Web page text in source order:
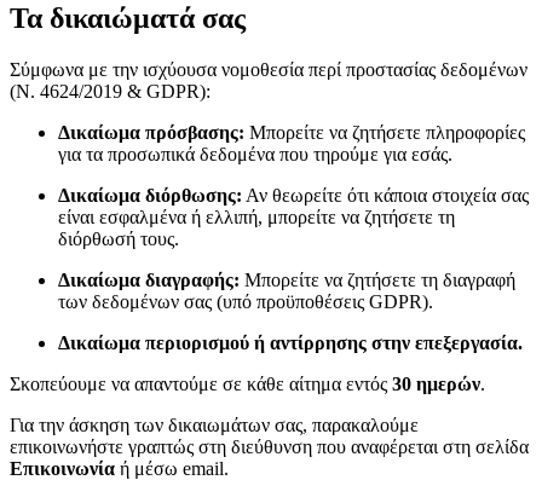
Τα δικαιώματά σας
Σύμφωνα με την ισχύουσα νομοθεσία περί προστασίας δεδομένων
(Ν. 4624/2019 & GDPR):
Δικαίωμα πρόσβασης: Μπορείτε να ζητήσετε πληροφορίες
για τα προσωπικά δεδομένα που τηρούμε για εσάς.
Δικαίωμα διόρθωσης: Αν θεωρείτε ότι κάποια στοιχεία σας
είναι εσφαλμένα ή ελλιπή, μπορείτε να ζητήσετε τη
διόρθωσή τους.
Δικαίωμα διαγραφής: Μπορείτε να ζητήσετε τη διαγραφή
των δεδομένων σας (υπό προϋποθέσεις GDPR).
Δικαίωμα περιορισμού ή αντίρρησης στην επεξεργασία.
Σκοπεύουμε να απαντούμε σε κάθε αίτημα εντός 30 ημερών.
Για την άσκηση των δικαιωμάτων σας, παρακαλούμε
επικοινωνήστε γραπτώς στη διεύθυνση που αναφέρεται στη σελίδα
Επικοινωνία ή μέσω email.